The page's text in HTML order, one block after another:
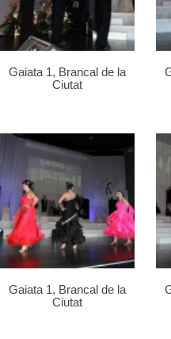
Gaiata 1, Brancal de la
Ciutat
Gaiata 1, Brancal de la
Ciutat